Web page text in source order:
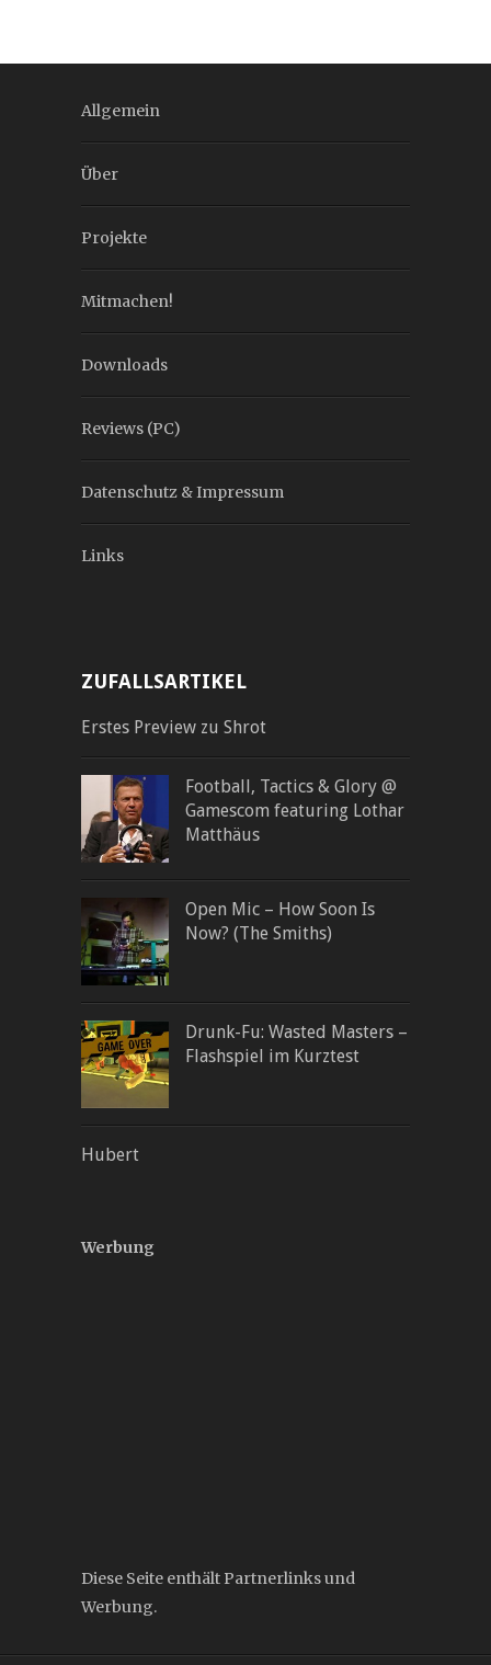
Allgemein
Über
Projekte
Mitmachen!
Downloads
Reviews (PC)
Datenschutz & Impressum
Links
ZUFALLSARTIKEL
Erstes Preview zu Shrot
Football, Tactics & Glory @
Gamescom featuring Lothar
Matthäus
Open Mic – How Soon Is
Now? (The Smiths)
Drunk-Fu: Wasted Masters –
Flashspiel im Kurztest
Hubert
Werbung
Diese Seite enthält Partnerlinks und
Werbung.